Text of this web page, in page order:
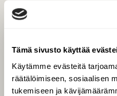
Tämä sivusto käyttää
Käytämme evästeitä
räätälöimiseen, sosiaalisen
tukemiseen ja